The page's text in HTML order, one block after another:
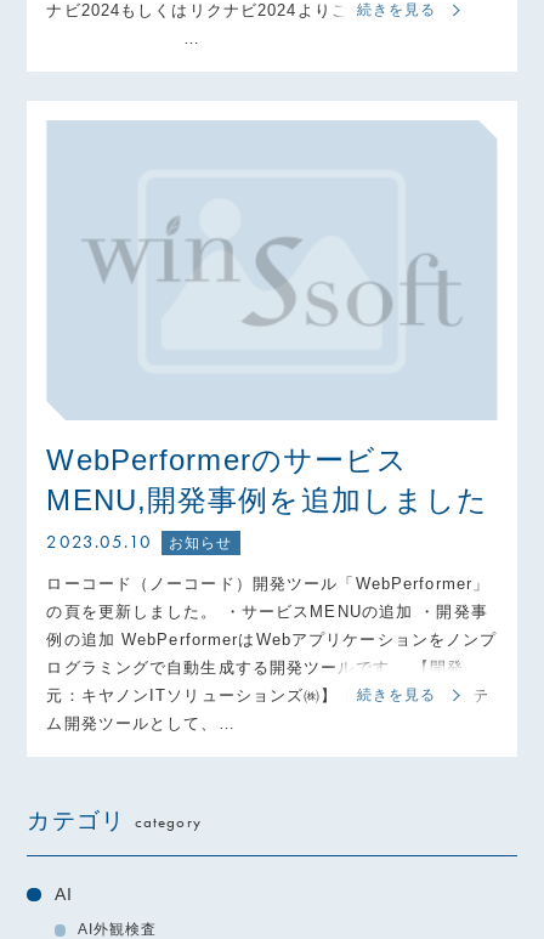
ナビ2024もしくはリクナビ2024よりご応募ください。
…
続きを見る
WebPerformerのサービス
MENU,開発事例を追加しました
2023.05.10 お知らせ
ローコード（ノーコード）開発ツール「WebPerformer」
の頁を更新しました。 ・サービスMENUの追加 ・開発事
例の追加 WebPerformerはWebアプリケーションをノンプ
ログラミングで自動生成する開発ツールです。 【開発
元：キヤノンITソリューションズ㈱】 DXを支えるシステ
ム開発ツールとして、…
続きを見る
カテゴリ category
AI
AI外観検査